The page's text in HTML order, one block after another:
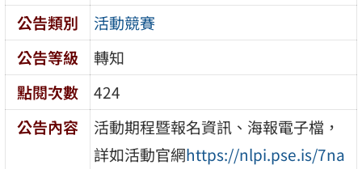
公告類別
活動競賽
公告等級
轉知
點閱次數
424
公告內容
活動期程暨報名資訊、海報電子檔，
詳如活動官網https://nlpi.pse.is/7na